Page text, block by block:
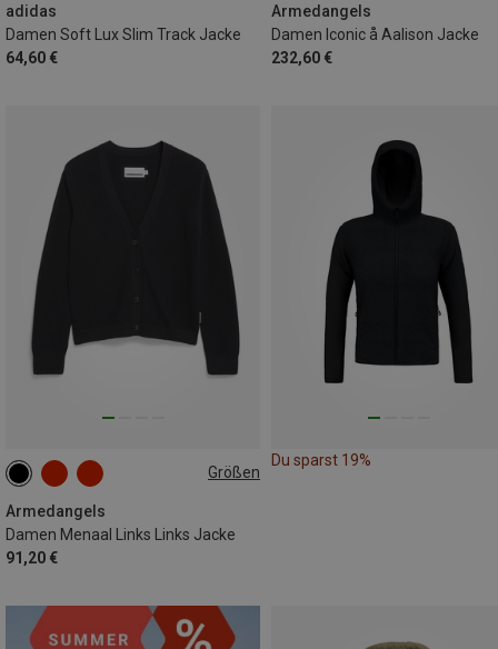
adidas
Damen Soft Lux Slim Track Jacke
64,60 €
Armedangels
Damen Iconic å Aalison Jacke
232,60 €
Größen
Armedangels
Damen Menaal Links Links Jacke
91,20 €
XS S M
Du sparst 19%